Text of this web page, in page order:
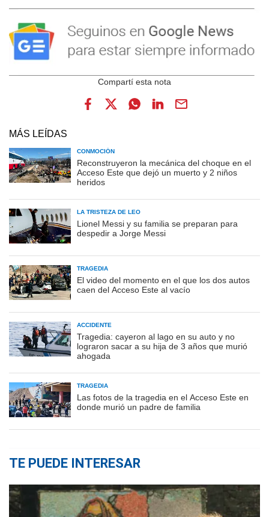
MÁS LEÍDAS
CONMOCIÓN
Reconstruyeron la mecánica del choque en el
Acceso Este que dejó un muerto y 2 niños
heridos
LA TRISTEZA DE LEO
Lionel Messi y su familia se preparan para
despedir a Jorge Messi
TRAGEDIA
El video del momento en el que los dos autos
caen del Acceso Este al vacío
ACCIDENTE
Tragedia: cayeron al lago en su auto y no
lograron sacar a su hija de 3 años que murió
ahogada
TRAGEDIA
Las fotos de la tragedia en el Acceso Este en
donde murió un padre de familia
TE PUEDE INTERESAR